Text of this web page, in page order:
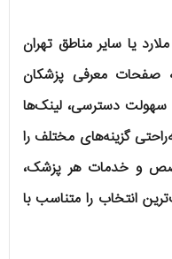
یا سایر مناطق تهران
صفحات معرفی پزشکان
سهولت دسترسی، لینک‌ها
گزینه‌های مختلف را
و خدمات هر پزشک،
انتخاب را متناسب با